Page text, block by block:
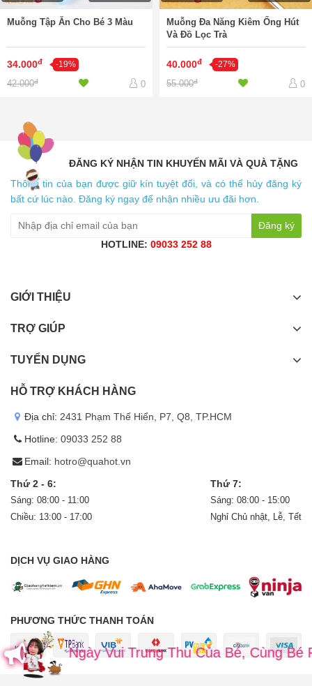
Muỗng Tập Ăn Cho Bé 3 Màu
34.000đ -19%
42.000đ 0
Muỗng Đa Năng Kiêm Ống Hút
Và Đồ Lọc Trà
40.000đ -27%
55.000đ 0
ĐĂNG KÝ NHẬN TIN KHUYẾN MÃI VÀ QUÀ TẶNG
Thông tin của bạn được giữ kín tuyệt đối, và có thể hủy đăng ký
bất cứ lúc nào. Đăng ký ngay để nhận nhiều ưu đãi hơn.
Đăng ký
HOTLINE: 09033 252 88
GIỚI THIỆU
TRỢ GIÚP
TUYỂN DỤNG
HỖ TRỢ KHÁCH HÀNG
Địa chỉ: 2431 Phạm Thế Hiển, P7, Q8, TP.HCM
Hotline: 09033 252 88
Email: hotro@quahot.vn
Thứ 2 - 6:
Sáng: 08:00 - 11:00
Chiều: 13:00 - 17:00
Thứ 7:
Sáng: 08:00 - 15:00
Nghỉ Chủ nhật, Lễ, Tết
DỊCH VỤ GIAO HÀNG
PHƯƠNG THỨC THANH TOÁN
Ngày Vui Trung Thu Của Bé, Cùng Bé Rước